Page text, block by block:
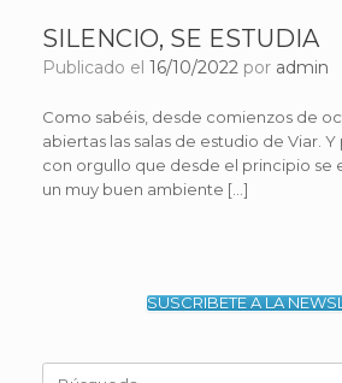
SILENCIO, SE ESTUDIA
Publicado el 16/10/2022 por admin
Como sabéis, desde comienzos de
abiertas las salas de estudio de Viar.
con orgullo que desde el principio se
un muy buen ambiente […]
SUSCRIBETE A LA
Buscar: